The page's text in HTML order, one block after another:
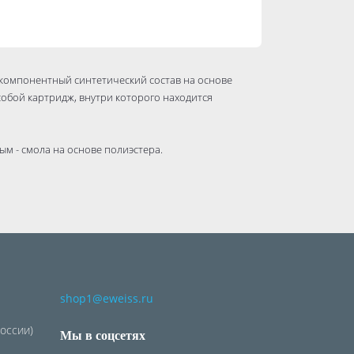
синтетический состав на основе
картридж, внутри которого находится
- смола на основе полиэстера.
в тяжелом и легком бетоне, природном камне,
3 мин (+25°C);
shop1@eweiss.ru
Мы в соцсетях